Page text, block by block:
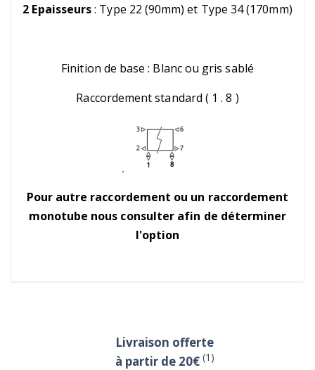
2 Epaisseurs: Type 22 (90mm) et Type 34 (170mm)
Finition de base : Blanc ou gris sablé
Raccordement standard ( 1 . 8 )
Pour autre raccordement ou un raccordement
monotube nous consulter afin de déterminer
l'option
Livraison offerte
à partir de 20€ (1)